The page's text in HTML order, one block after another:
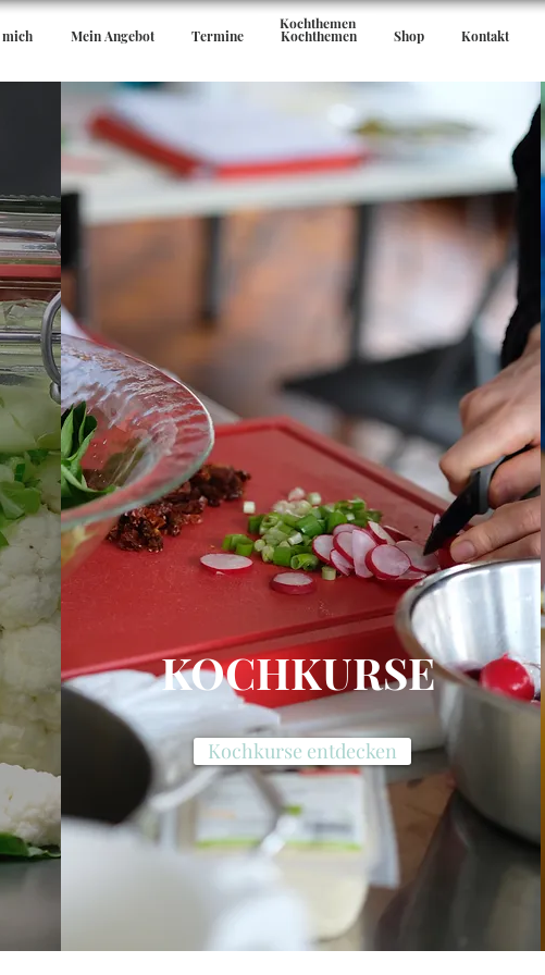
Mein Angebot Termine Kochthemen Shop Kontakt
Kochthemen
KOCHKURSE
Kochkurse entdecken